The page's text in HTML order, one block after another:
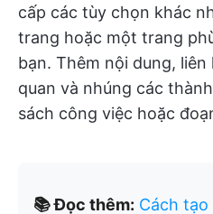
cấp các tùy chọn khác
trang hoặc một trang
bạn. Thêm nội dung,
quan và nhúng các
sách công việc hoặc
📚 Đọc thêm: Cách tạo